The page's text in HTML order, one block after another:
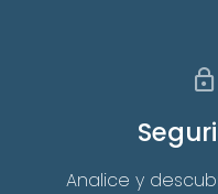
Analice y